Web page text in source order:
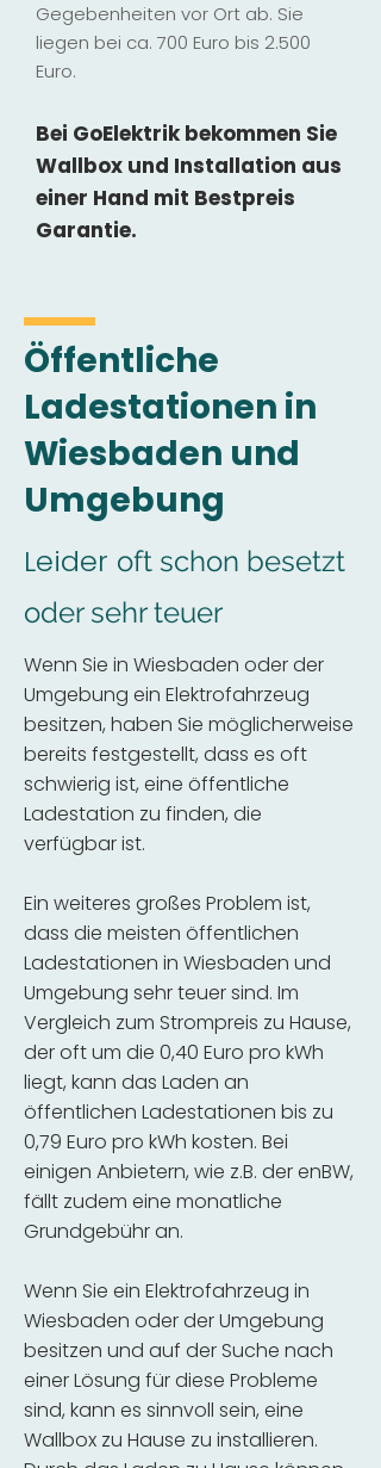
Gegebenheiten vor Ort ab. Sie
liegen bei ca. 700 Euro bis 2.500
Euro.
Bei GoElektrik bekommen Sie
Wallbox und Installation aus
einer Hand mit Bestpreis
Garantie.
Öffentliche
Ladestationen in
Wiesbaden und
Umgebung
Leider oft schon besetzt
oder sehr teuer
Wenn Sie in Wiesbaden oder der
Umgebung ein Elektrofahrzeug
besitzen, haben Sie möglicherweise
bereits festgestellt, dass es oft
schwierig ist, eine öffentliche
Ladestation zu finden, die
verfügbar ist.
Ein weiteres großes Problem ist,
dass die meisten öffentlichen
Ladestationen in Wiesbaden und
Umgebung sehr teuer sind. Im
Vergleich zum Strompreis zu Hause,
der oft um die 0,40 Euro pro kWh
liegt, kann das Laden an
öffentlichen Ladestationen bis zu
0,79 Euro pro kWh kosten. Bei
einigen Anbietern, wie z.B. der enBW,
fällt zudem eine monatliche
Grundgebühr an.
Wenn Sie ein Elektrofahrzeug in
Wiesbaden oder der Umgebung
besitzen und auf der Suche nach
einer Lösung für diese Probleme
sind, kann es sinnvoll sein, eine
Wallbox zu Hause zu installieren.